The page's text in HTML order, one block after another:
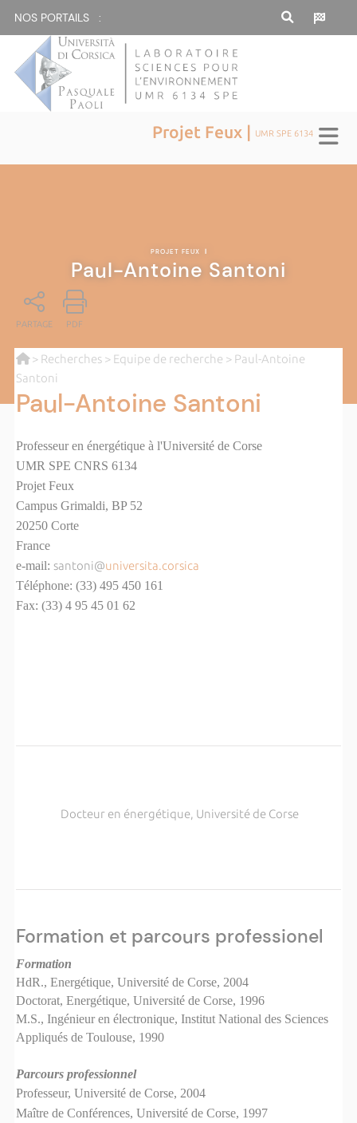
NOS PORTAILS :
Projet Feux | UMR SPE 6134
PROJET FEUX |
Paul-Antoine Santoni
PARTAGE PDF
> Recherches> Equipe de recherche > Paul-Antoine
Santoni
Paul-Antoine Santoni
Professeur en énergétique à l'Université de Corse
UMR SPE CNRS 6134
Projet Feux
Campus Grimaldi, BP 52
20250 Corte
France
e-mail: santoni@universita.corsica
Téléphone: (33) 495 450 161
Fax: (33) 4 95 45 01 62
Docteur en énergétique, Université de Corse
Formation et parcours professionel
Formation
HdR., Energétique, Université de Corse, 2004
Doctorat, Energétique, Université de Corse, 1996
M.S., Ingénieur en électronique, Institut National des Sciences
Appliqués de Toulouse, 1990
Parcours professionnel
Professeur, Université de Corse, 2004
Maître de Conférences, Université de Corse, 1997